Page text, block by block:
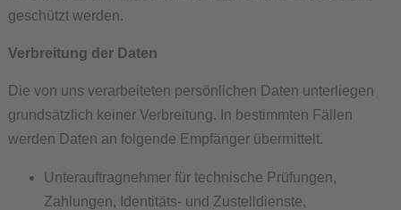
geschützt werden.
Verbreitung der Daten
Die von uns verarbeiteten persönlichen Daten unterliegen
grundsätzlich keiner Verbreitung. In bestimmten Fällen
werden Daten an folgende Empfänger übermittelt.
Unterauftragnehmer für technische Prüfungen,
Zahlungen, Identitäts- und Zustelldienste,